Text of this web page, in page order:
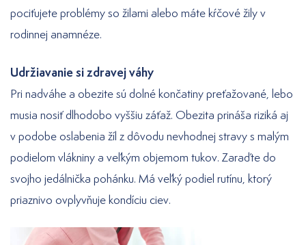
pociťujete problémy so žilami alebo máte kŕčové žily v
rodinnej anamnéze.
Udržiavanie si zdravej váhy
Pri nadváhe a obezite sú dolné končatiny preťažované, lebo
musia nosiť dlhodobo vyššiu záťaž. Obezita prináša riziká aj
v podobe oslabenia žíl z dôvodu nevhodnej stravy s malým
podielom vlákniny a veľkým objemom tukov. Zaraďte do
svojho jedálnička pohánku. Má veľký podiel rutínu, ktorý
priaznivo ovplyvňuje kondíciu ciev.